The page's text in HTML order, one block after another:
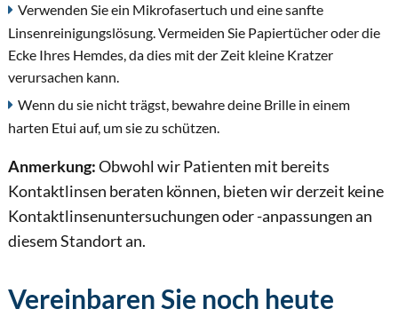
Verwenden Sie ein Mikrofasertuch und eine sanfte
Linsenreinigungslösung. Vermeiden Sie Papiertücher oder die
Ecke Ihres Hemdes, da dies mit der Zeit kleine Kratzer
verursachen kann.
Wenn du sie nicht trägst, bewahre deine Brille in einem
harten Etui auf, um sie zu schützen.
Anmerkung:Obwohl wir Patienten mit bereits
Kontaktlinsen beraten können, bieten wir derzeit keine
Kontaktlinsenuntersuchungen oder -anpassungen an
diesem Standort an.
Vereinbaren Sie noch heute